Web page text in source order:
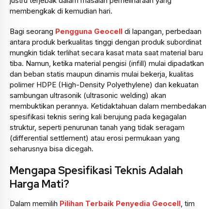
membengkak di kemudian hari.
Bagi seorang Pengguna Geocell di lapangan, perbedaan
antara produk berkualitas tinggi dengan produk subordinat
mungkin tidak terlihat secara kasat mata saat material baru
tiba. Namun, ketika material pengisi (infill) mulai dipadatkan
dan beban statis maupun dinamis mulai bekerja, kualitas
polimer HDPE (High-Density Polyethylene) dan kekuatan
sambungan ultrasonik (ultrasonic welding) akan
membuktikan perannya. Ketidaktahuan dalam membedakan
spesifikasi teknis sering kali berujung pada kegagalan
struktur, seperti penurunan tanah yang tidak seragam
(differential settlement) atau erosi permukaan yang
seharusnya bisa dicegah.
Mengapa Spesifikasi Teknis Adalah
Harga Mati?
Dalam memilih Pilihan Terbaik Penyedia Geocell, tim